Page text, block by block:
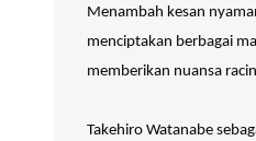
Menambah kesan
menciptakan berbagai
memberikan nuansa
Takehiro Watanabe